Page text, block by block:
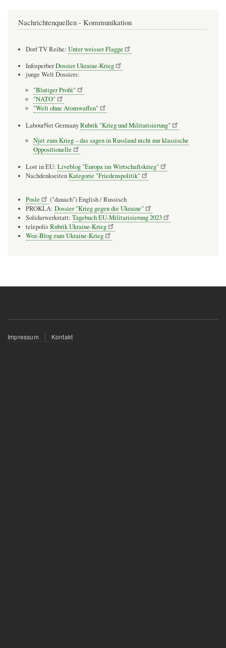
Nachrichtenquellen - Kommunikation
Dorf TV Reihe: Unter weisser Flagge
InfosperberDossier Ukraine-Krieg
junge Welt Dossiers:
"Blutiger Profit"
"NATO"
"Welt ohne Atomwaffen"
LabourNet GermanyRubrik "Krieg und Militarisierung"
Njet zum Krieg – das sagen in Russland nicht nur klassische
Oppositionelle
Lost in EU: Liveblog "Europa im Wirtschaftskrieg"
NachdenkseitenKategorie "Friedenspolitik"
Posle
("danach") English / Russisch
PROKLA: Dossier "Krieg gegen die Ukraine"
Solidarwerkstatt: Tagebuch EU-Militarisierung 2023
telepolisRubrik Ukraine-Krieg
Woz-Blog zum Ukraine-Krieg
Fußzeilenmenü
Impressum Kontakt